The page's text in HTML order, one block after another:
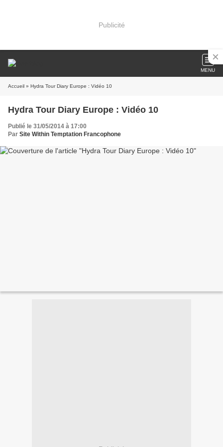
Publicité
MENU
Accueil » Hydra Tour Diary Europe : Vidéo 10
Hydra Tour Diary Europe : Vidéo 10
Publié le 31/05/2014 à 17:00
Par Site Within Temptation Francophone